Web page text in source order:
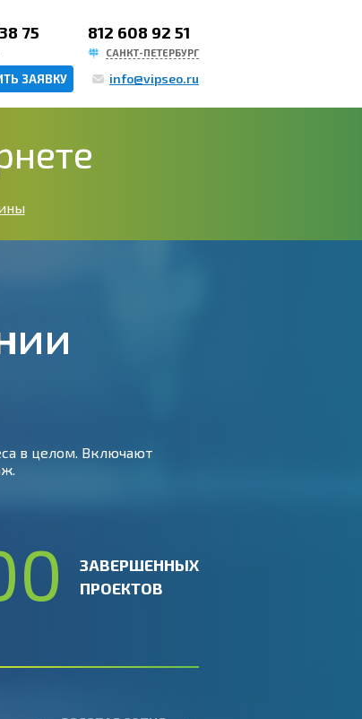
75 812 608 92 51
САНКТ-ПЕТЕРБУРГ
ЗАЯВКУ info@vipseo.ru
в целом. Включают
ЗАВЕРШЕННЫХ
ПРОЕКТОВ